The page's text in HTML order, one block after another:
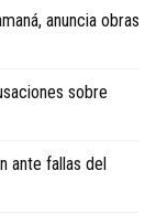
anuncia obras
sobre
ante fallas del